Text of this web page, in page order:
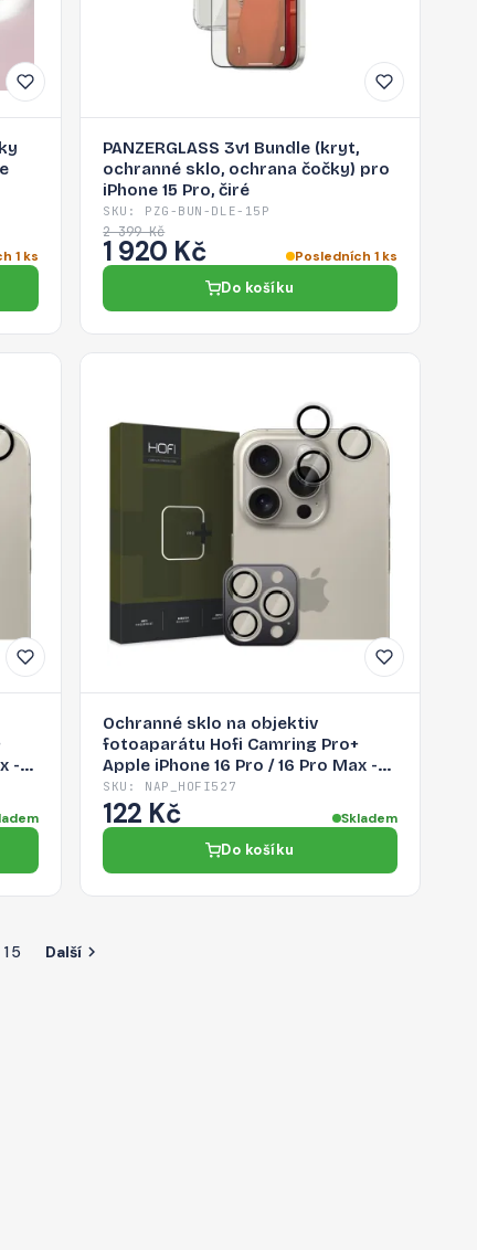
1 ks
PANZERGLASS 3v1 Bundle (kryt,
ochranné sklo, ochrana čočky) pro
iPhone 15 Pro, čiré
SKU: PZG-BUN-DLE-15P
2 399 Kč
1 920 Kč Posledních 1 ks
Do košíku
-
Ochranné sklo na objektiv
fotoaparátu Hofi Camring Pro+
Apple iPhone 16 Pro / 16 Pro Max -
čirý
SKU: NAP_HOFI527
122 Kč Skladem
Do košíku
15 Další